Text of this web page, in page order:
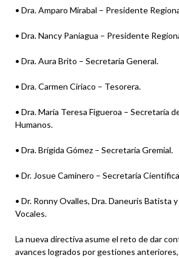
• Dra. Amparo Mirabal – Presidente
• Dra. Nancy Paniagua – Presidente
• Dra. Aura Brito – Secretaría General.
• Dra. Carmen Ciriaco – Tesorera.
• Dra. María Teresa Figueroa – Secretaría
Humanos.
• Dra. Brígida Gómez – Secretaría Gremial.
• Dr. Josue Caminero – Secretaría
• Dr. Ronny Ovalles, Dra. Daneuris Batista
Vocales.
La nueva directiva asume el reto de dar
avances logrados por gestiones